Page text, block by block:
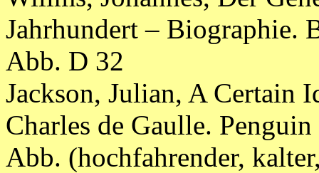
Jahrhundert – Biographie.
Abb. D 32
Jackson, Julian, A Certain
Charles de Gaulle.
Abb. (hochfahrender,